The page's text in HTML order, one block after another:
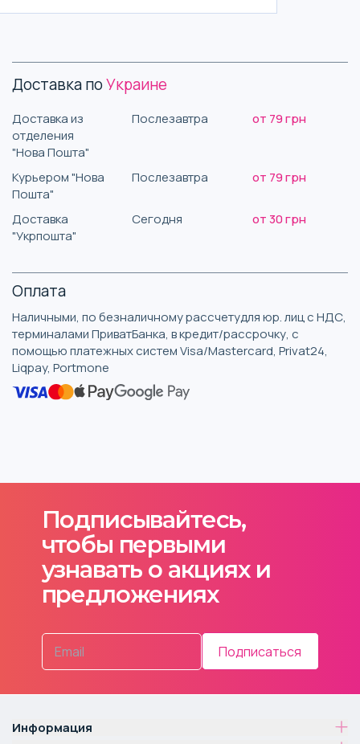
Доставка поУкраине
Доставка из
отделения
"Нова Пошта"
Послезавтра от 79 грн
Курьером "Нова
Пошта"
Послезавтра от 79 грн
Доставка
"Укрпошта"
Сегодня от 30 грн
Оплата
Наличными, по безналичному рассчетудля юр. лиц с НДС,
терминалами ПриватБанка, в кредит/рассрочку, с
помощью платежных систем Visa/Mastercard, Privat24,
Liqpay, Portmone
Подписывайтесь,
чтобы первыми
узнавать о акциях и
предложениях
Подписаться
Информация